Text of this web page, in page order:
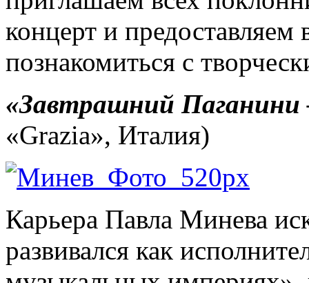
концерт и
познакомиться с
«Завтрашний Паганини
«Grazia», Италия)
Карьера Павла Минева
развивался как